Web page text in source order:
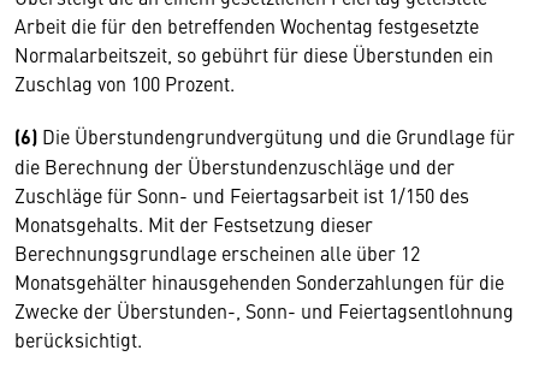
Arbeit die für den betreffenden Wochentag festgesetzte
Normalarbeitszeit, so gebührt für diese Überstunden ein
Zuschlag von 100 Prozent.
(6) Die Überstundengrundvergütung und die Grundlage für
die Berechnung der Überstundenzuschläge und der
Zuschläge für Sonn- und Feiertagsarbeit ist 1/150 des
Monatsgehalts. Mit der Festsetzung dieser
Berechnungsgrundlage erscheinen alle über 12
Monatsgehälter hinausgehenden Sonderzahlungen für die
Zwecke der Überstunden-, Sonn- und Feiertagsentlohnung
berücksichtigt.